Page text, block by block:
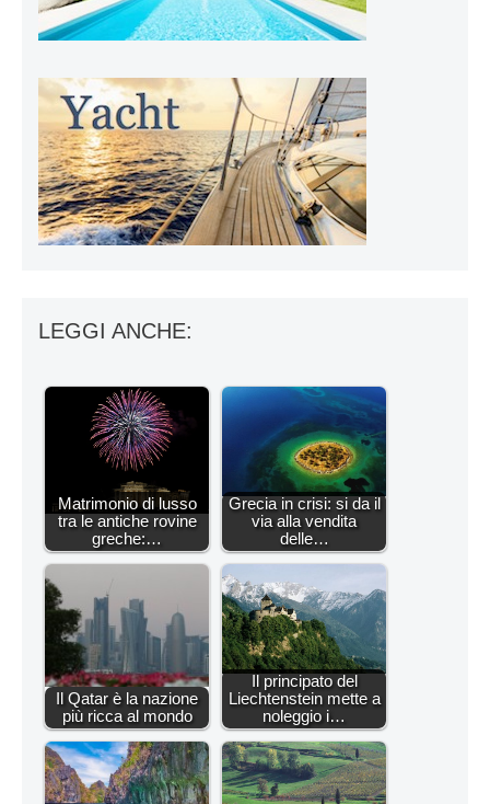
LEGGI ANCHE:
Matrimonio di lusso
tra le antiche rovine
greche:…
Grecia in crisi: si da il
via alla vendita
delle…
Il Qatar è la nazione
più ricca al mondo
Il principato del
Liechtenstein mette a
noleggio i…